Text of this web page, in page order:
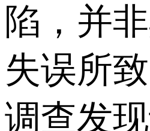
陷，并
失误所
调查发